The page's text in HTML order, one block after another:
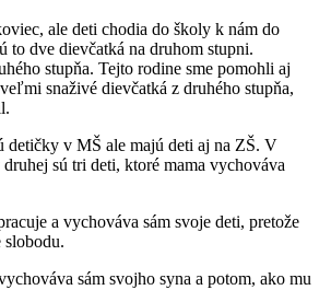
ale deti chodia do školy k nám do
to dve dievčatká na druhom stupni.
stupňa. Tejto rodine sme pomohli aj
snaživé dievčatká z druhého stupňa,
detičky v MŠ ale majú deti aj na ZŠ. V
sú tri deti, ktoré mama vychováva
a vychováva sám svoje deti, pretože
slobodu.
sám svojho syna a potom, ako mu